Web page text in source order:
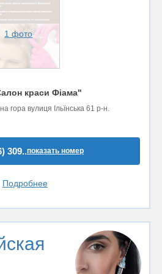
1 фото
краси Фіама"
гора вулиця Ільїнська 61 р-н.
309..показать номер
Подробнее